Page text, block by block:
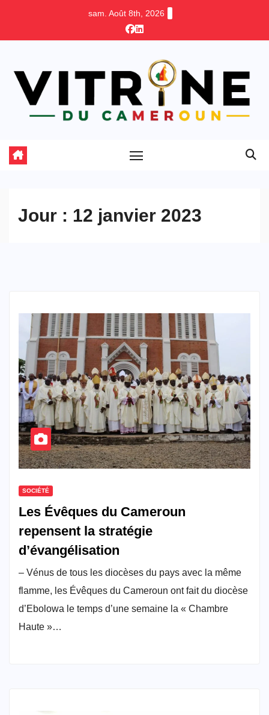
sam. Août 8th, 2026
Jour : 12 janvier 2023
SOCIÉTÉ
Les Évêques du Cameroun
repensent la stratégie
d’évangélisation
– Vénus de tous les diocèses du pays avec la même
flamme, les Évêques du Cameroun ont fait du diocèse
d’Ebolowa le temps d’une semaine la « Chambre
Haute »…